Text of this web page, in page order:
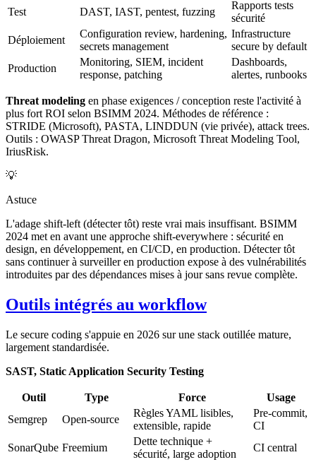
Test DAST, IAST, pentest, fuzzing
Rapports tests
sécurité
Déploiement
Configuration review, hardening,
secrets management
Infrastructure
secure by default
Production
Monitoring, SIEM, incident
response, patching
Dashboards,
alertes, runbooks
Threat modeling en phase exigences / conception reste l'activité à
plus fort ROI selon BSIMM 2024. Méthodes de référence :
STRIDE (Microsoft), PASTA, LINDDUN (vie privée), attack trees.
Outils : OWASP Threat Dragon, Microsoft Threat Modeling Tool,
IriusRisk.
💡
Astuce
L'adage shift-left (détecter tôt) reste vrai mais insuffisant. BSIMM
2024 met en avant une approche shift-everywhere : sécurité en
design, en développement, en CI/CD, en production. Détecter tôt
sans continuer à surveiller en production expose à des vulnérabilités
introduites par des dépendances mises à jour sans revue complète.
Outils intégrés au workflow
Le secure coding s'appuie en 2026 sur une stack outillée mature,
largement standardisée.
SAST, Static Application Security Testing
Outil Type Force
Usage
Semgrep
Open-source
Règles YAML lisibles,
extensible, rapide
Pre-commit,
CI
SonarQube Freemium
Dette technique +
sécurité, large adoption
CI central